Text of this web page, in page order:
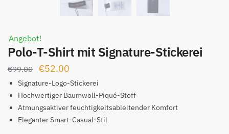
Angebot!
Polo-T-Shirt mit Signature-Stickerei
€99.00
Ursprünglicher
Preis
war:
€99.00
€52.00
Preis
ist:
€52.00.
Signature-Logo-Stickerei
Hochwertiger Baumwoll-Piqué-Stoff
Atmungsaktiver feuchtigkeitsableitender Komfort
Eleganter Smart-Casual-Stil